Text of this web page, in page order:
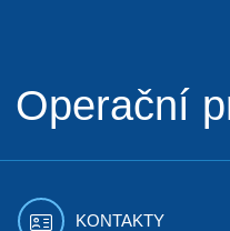
Operační
KONTAKTY